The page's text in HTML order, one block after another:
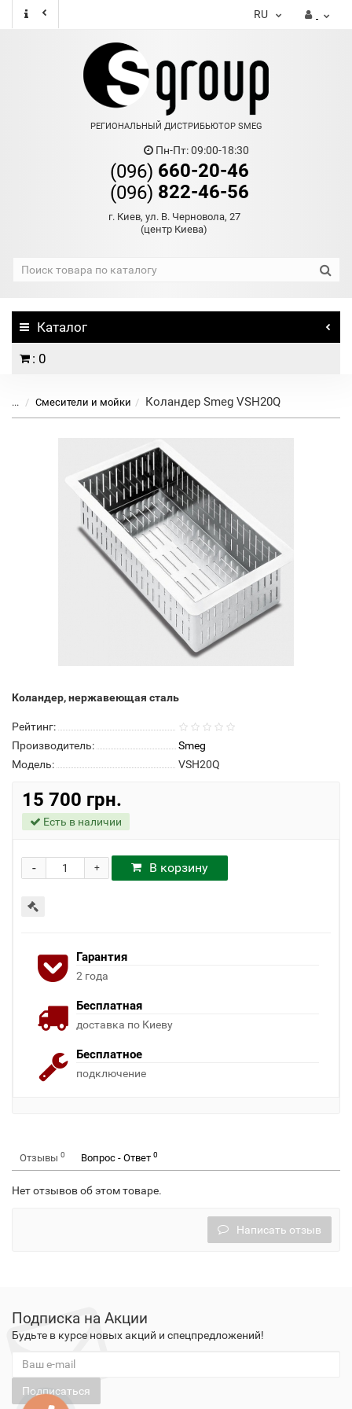
RU
РЕГИОНАЛЬНЫЙ ДИСТРИБЬЮТОР SMEG
Пн-Пт: 09:00-18:30
(096) 660-20-46
(096) 822-46-56
г. Киев, ул. В. Черновола, 27
(центр Киева)
Каталог
: 0
... Смесители и мойки Коландер Smeg VSH20Q
Коландер, нержавеющая сталь
Рейтинг:
Производитель:
Smeg
Модель:
VSH20Q
15 700 грн.
Есть в наличии
+
- В корзину
Гарантия
2 года
Бесплатная
доставка по Киеву
Бесплатное
подключение
Отзывы 0 Вопрос - Ответ 0
Нет отзывов об этом товаре.
Написать отзыв
Подписка на Акции
Будьте в курсе новых акций и спецпредложений!
Подписаться